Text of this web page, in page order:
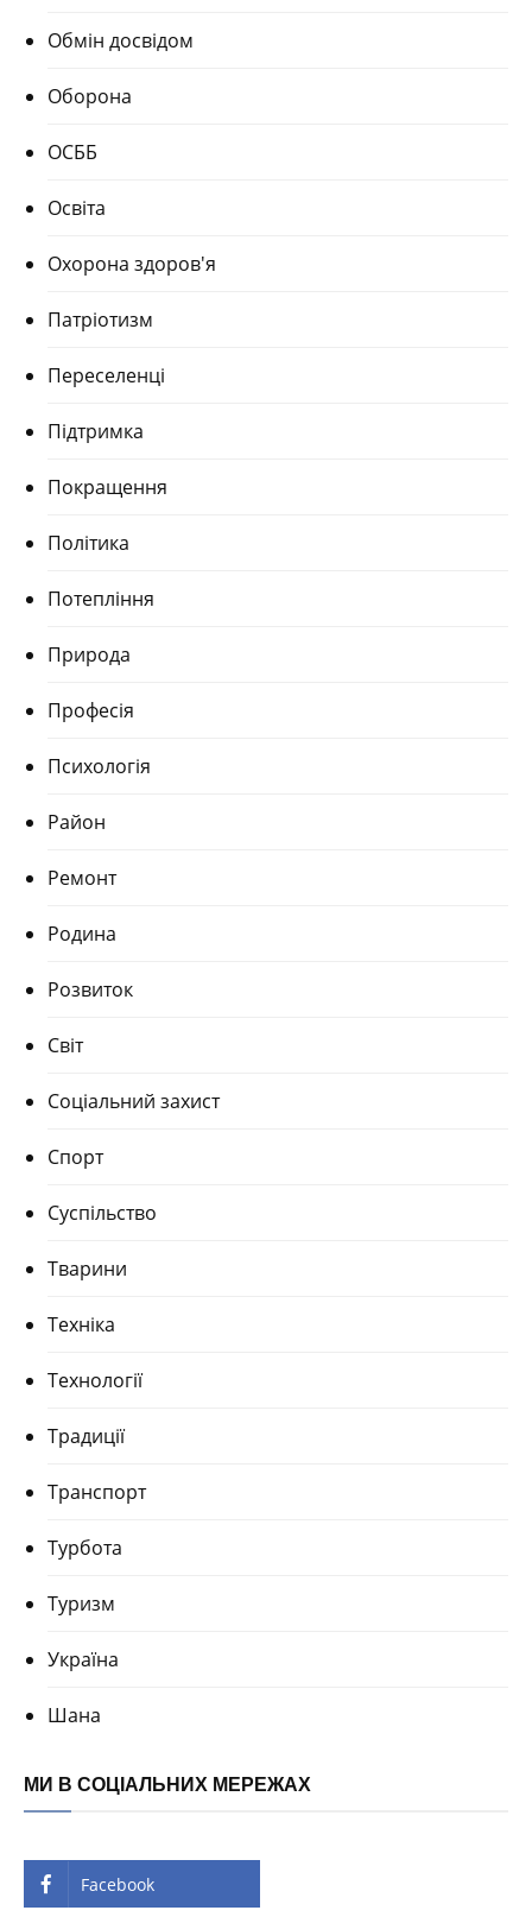
Обмін досвідом
Оборона
ОСББ
Освіта
Охорона здоров'я
Патріотизм
Переселенці
Підтримка
Покращення
Політика
Потепління
Природа
Професія
Психологія
Район
Ремонт
Родина
Розвиток
Світ
Соціальний захист
Спорт
Суспільство
Тварини
Техніка
Технології
Традиції
Транспорт
Турбота
Туризм
Україна
Шана
МИ В СОЦІАЛЬНИХ МЕРЕЖАХ
Facebook